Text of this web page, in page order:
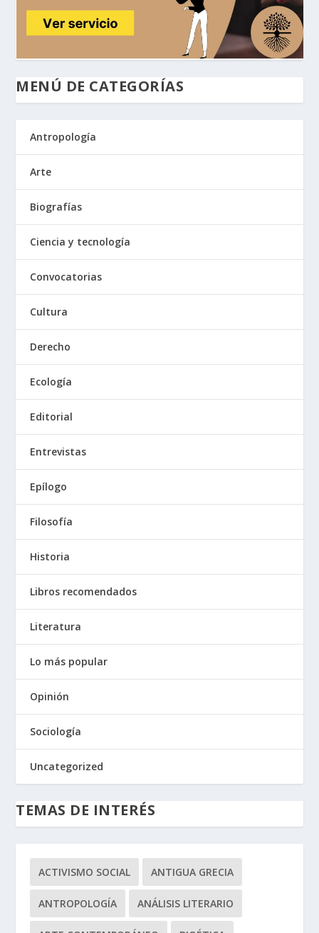
MENÚ DE CATEGORÍAS
Antropología
Arte
Biografías
Ciencia y tecnología
Convocatorias
Cultura
Derecho
Ecología
Editorial
Entrevistas
Epílogo
Filosofía
Historia
Libros recomendados
Literatura
Lo más popular
Opinión
Sociología
Uncategorized
TEMAS DE INTERÉS
ACTIVISMO SOCIAL ANTIGUA GRECIA
ANTROPOLOGÍA ANÁLISIS LITERARIO